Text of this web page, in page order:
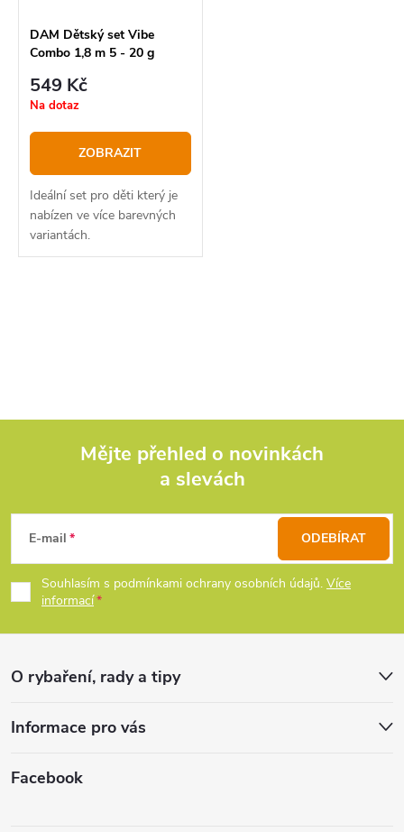
DAM Dětský set Vibe
Combo 1,8 m 5 - 20 g
549 Kč
Na dotaz
ZOBRAZIT
Ideální set pro děti který je
nabízen ve více barevných
variantách.
á
c
í
p
r
v
y
v
p
a
Mějte přehled o novinkách
a slevách
E-mail
Souhlasím s podmínkami ochrany osobních údajů. Více
informací
ODEBÍRAT
O rybaření, rady a tipy
Informace pro vás
Facebook